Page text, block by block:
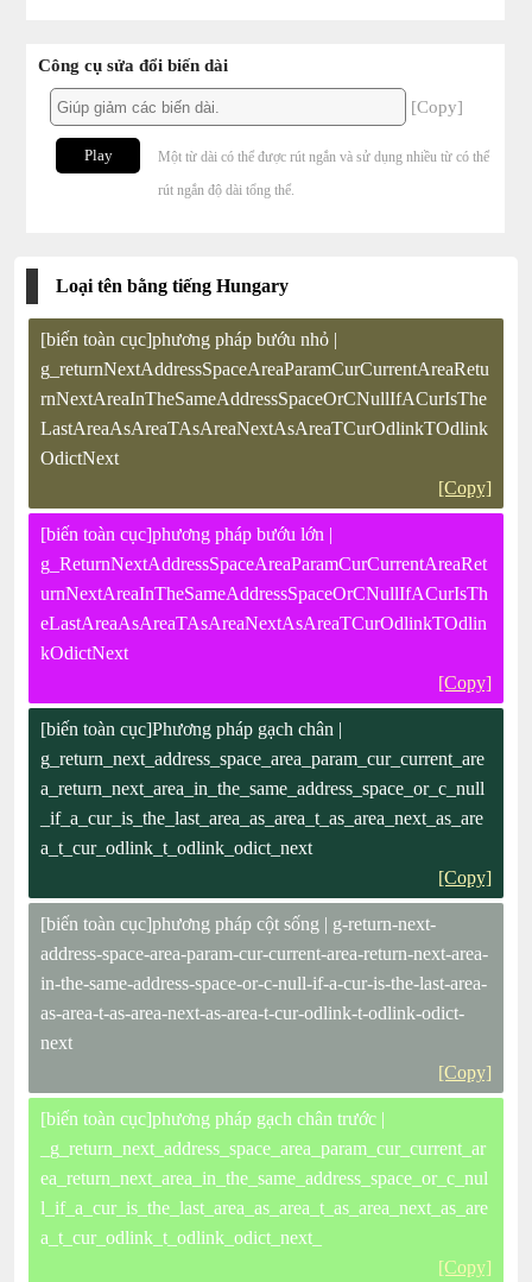
Công cụ sửa đổi biến dài
[Copy]
Play
Một từ dài có thể được rút ngắn và sử dụng nhiều từ có thể
rút ngắn độ dài tổng thể.
Loại tên bằng tiếng Hungary
[biến toàn cục]phương pháp bướu nhỏ |
g_returnNextAddressSpaceAreaParamCurCurrentAreaRetu
rnNextAreaInTheSameAddressSpaceOrCNullIfACurIsThe
LastAreaAsAreaTAsAreaNextAsAreaTCurOdlinkTOdlink
OdictNext
[Copy]
[biến toàn cục]phương pháp bướu lớn |
g_ReturnNextAddressSpaceAreaParamCurCurrentAreaRet
urnNextAreaInTheSameAddressSpaceOrCNullIfACurIsTh
eLastAreaAsAreaTAsAreaNextAsAreaTCurOdlinkTOdlin
kOdictNext
[Copy]
[biến toàn cục]Phương pháp gạch chân |
g_return_next_address_space_area_param_cur_current_are
a_return_next_area_in_the_same_address_space_or_c_null
_if_a_cur_is_the_last_area_as_area_t_as_area_next_as_are
a_t_cur_odlink_t_odlink_odict_next
[Copy]
[biến toàn cục]phương pháp cột sống | g-return-next-
address-space-area-param-cur-current-area-return-next-area-
in-the-same-address-space-or-c-null-if-a-cur-is-the-last-area-
as-area-t-as-area-next-as-area-t-cur-odlink-t-odlink-odict-
next
[Copy]
[biến toàn cục]phương pháp gạch chân trước |
_g_return_next_address_space_area_param_cur_current_ar
ea_return_next_area_in_the_same_address_space_or_c_nul
l_if_a_cur_is_the_last_area_as_area_t_as_area_next_as_are
a_t_cur_odlink_t_odlink_odict_next_
[Copy]